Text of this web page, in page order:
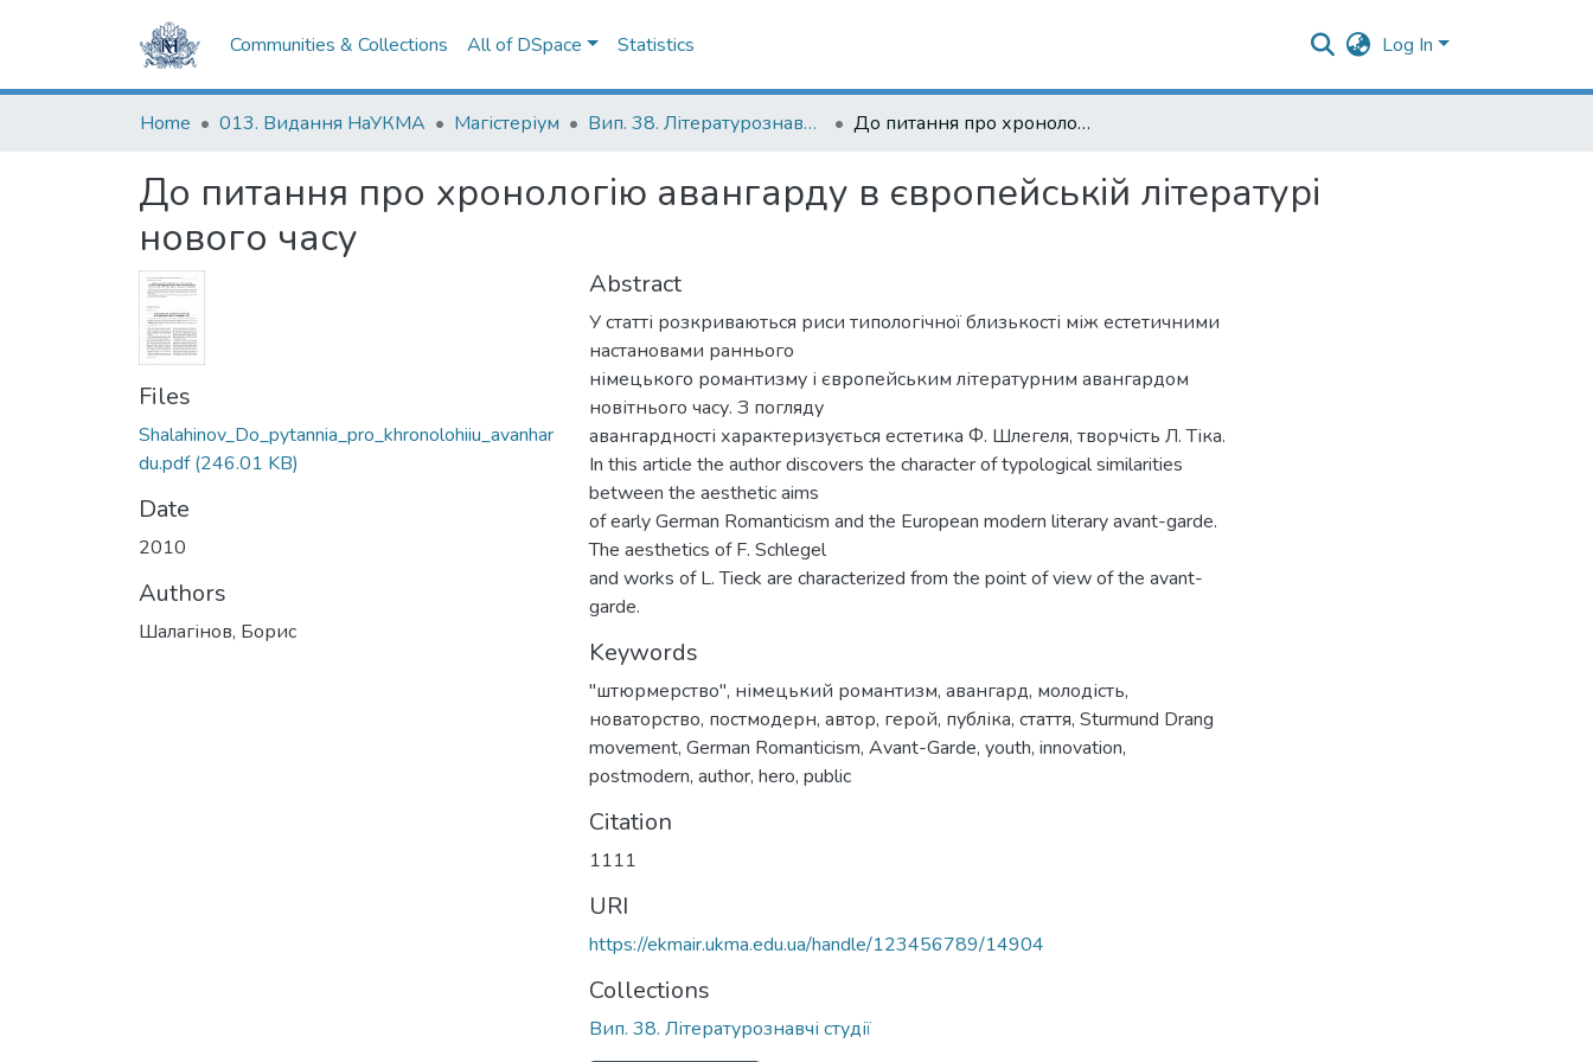
Communities & Collections All of DSpace Statistics Log In
Home 013. Видання НаУКМА Магістеріум Вип. 38. Літературознавчі студії До питання про хронологію авангарду в європейській літературі нового часу
До питання про хронологію авангарду в європейській літературі
нового часу
Files
Shalahinov_Do_pytannia_pro_khronolohiiu_avanhar
du.pdf(246.01 KB)
Date
2010
Authors
Шалагінов, Борис
Abstract
У статті розкриваються риси типологічної близькості між естетичними
настановами раннього
німецького романтизму і європейським літературним авангардом
новітнього часу. З погляду
авангардності характеризується естетика Ф. Шлегеля, творчість Л. Тіка.
In this article the author discovers the character of typological similarities
between the aesthetic aims
of early German Romanticism and the European modern literary avant-garde.
The aesthetics of F. Schlegel
and works of L. Tieck are characterized from the point of view of the avant-
garde.
Keywords
"штюрмерство", німецький романтизм, авангард, молодість,
новаторство, постмодерн, автор, герой, публіка, стаття, Sturmund Drang
movement, German Romanticism, Avant-Garde, youth, innovation,
postmodern, author, hero, public
Citation
1111
URI
https://ekmair.ukma.edu.ua/handle/123456789/14904
Collections
Вип. 38. Літературознавчі студії